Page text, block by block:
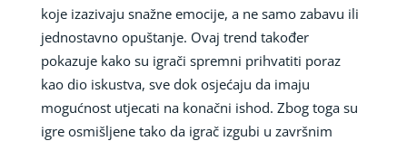
koje izazivaju snažne emocije, a ne samo zabavu ili
jednostavno opuštanje. Ovaj trend također
pokazuje kako su igrači spremni prihvatiti poraz
kao dio iskustva, sve dok osjećaju da imaju
mogućnost utjecati na konačni ishod. Zbog toga su
igre osmišljene tako da igrač izgubi u završnim